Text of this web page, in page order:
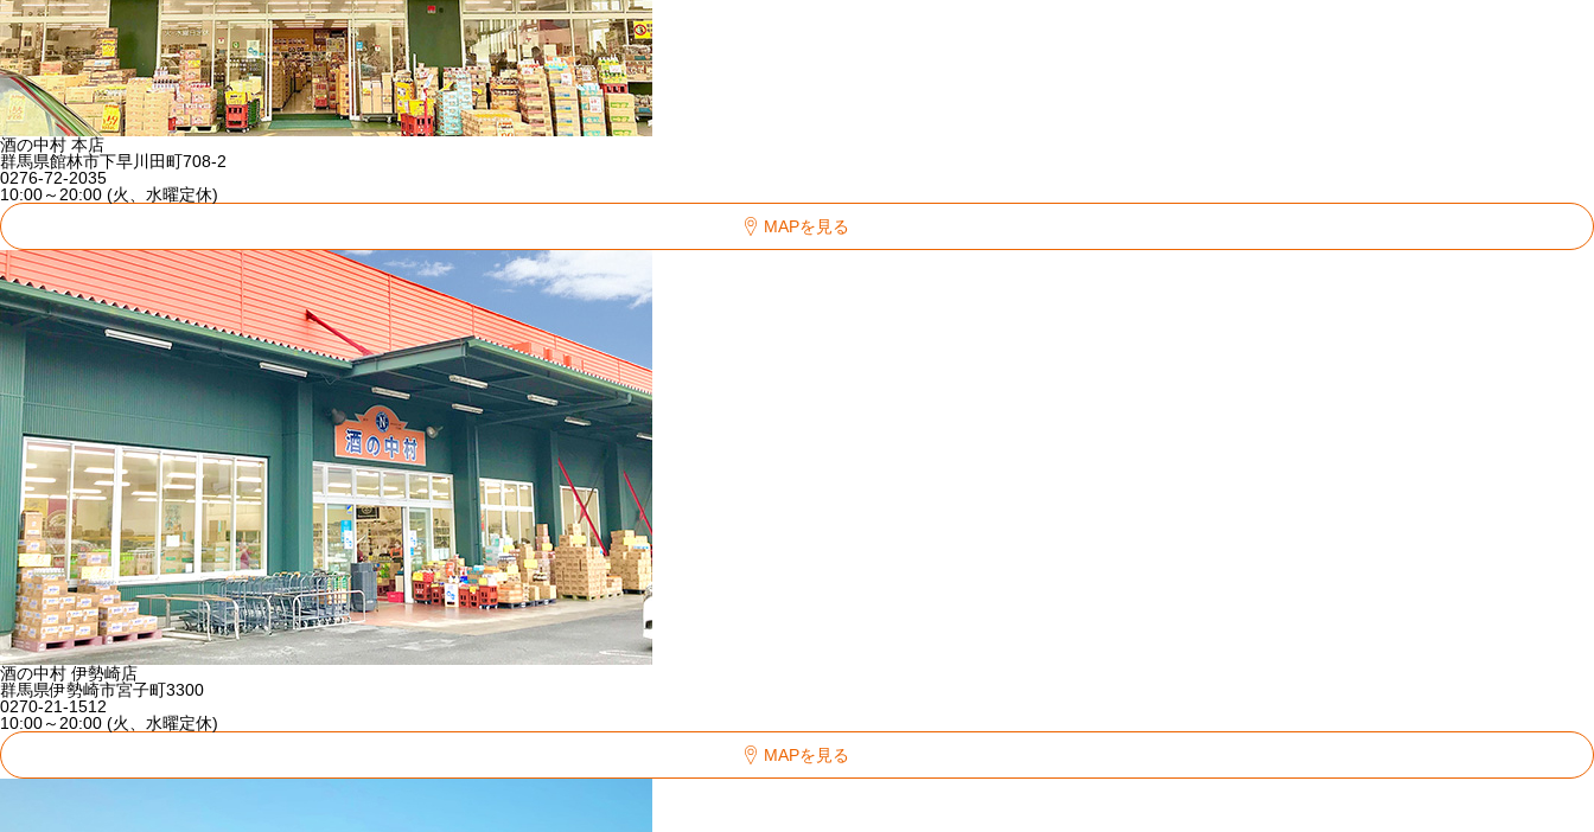
酒の中村 本店
群馬県館林市下早川田町708-2
0276-72-2035
10:00～20:00 (火、水曜定休)
MAPを見る
酒の中村 伊勢崎店
群馬県伊勢崎市宮子町3300
0270-21-1512
10:00～20:00 (火、水曜定休)
MAPを見る